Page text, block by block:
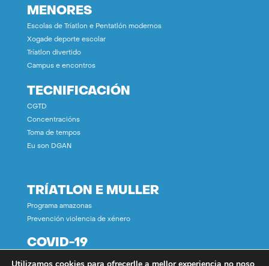
MENORES
Escolas de Tríatlon e Pentatlón modernos
Xogade deporte escolar
Tríatlon divertido
Campus e encontros
TECNIFICACIÓN
CGTD
Concentracións
Toma de tempos
Eu son DGAN
TRÍATLON E MULLER
Programa amazonas
Prevención violencia de xénero
COVID-19